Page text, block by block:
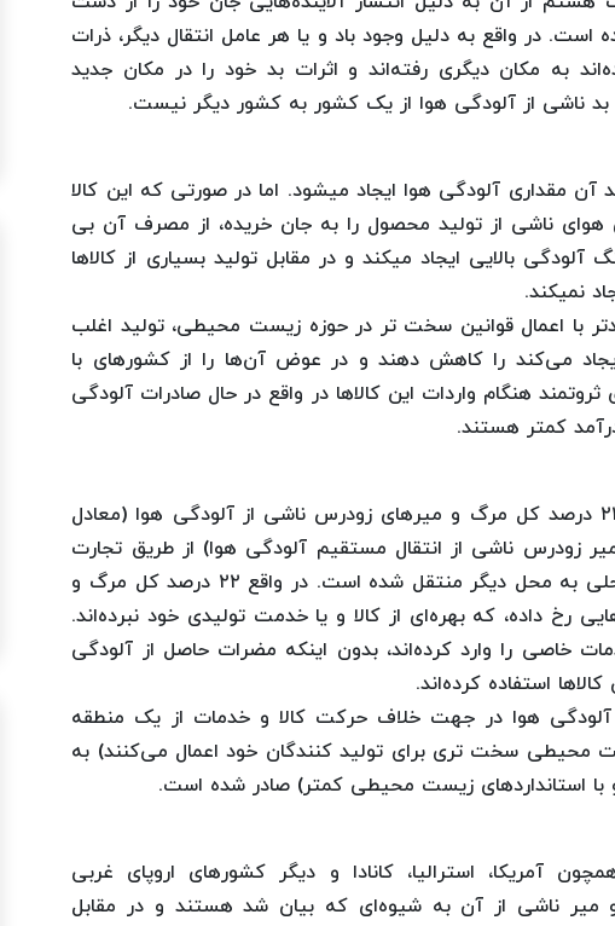
در واقع به دلیل وجود باد و یا هر عامل انتقال دیگر، ذرات
به مکان دیگری رفته‌اند و اثرات بد خود را در مکان جدید
بد ناشی از آلودگی هوا از یک کشور به کشور دیگر نیست.
آن مقداری آلودگی هوا ایجاد میشود. اما در صورتی که این کالا
ناشی از تولید محصول را به جان خریده، از مصرف آن بی
آلودگی بالایی ایجاد میکند و در مقابل تولید بسیاری از کالاها
نمیکند.
با اعمال قوانین سخت تر در حوزه زیست محیطی، تولید اغلب
می‌کند را کاهش دهند و در عوض آن‌ها را از کشورهای با
هنگام واردات این کالاها در واقع در حال صادرات آلودگی
کمتر هستند.
طبق نتایج آخرین تحقیقات انجام شده تقریبا ۲۲ درصد کل مرگ و میرهای زودرس ناشی از آلودگی هوا (معادل
میر زودرس ناشی از انتقال مستقیم آلودگی هوا) از طریق تجارت
بین‌الملل و در کنار انتقال کالا و یا خدمت از محلی به محل دیگر منتقل شده است. در واقع ۲۲ درصد کل مرگ و
رخ داده، که بهره‌ای از کالا و یا خدمت تولیدی خود نبرده‌اند.
خاصی را وارد کرده‌اند، بدون اینکه مضرات حاصل از آلودگی
استفاده کرده‌اند.
ناشی از آلودگی هوا در جهت خلاف حرکت کالا و خدمات از یک منطقه
محیطی سخت تری برای تولید کنندگان خود اعمال می‌کنند) به
با استانداردهای زیست محیطی کمتر) صادر شده است.
استرالیا، کانادا و دیگر کشورهای اروپای غربی
میر ناشی از آن به شیوه‌ای که بیان شد هستند و در مقابل